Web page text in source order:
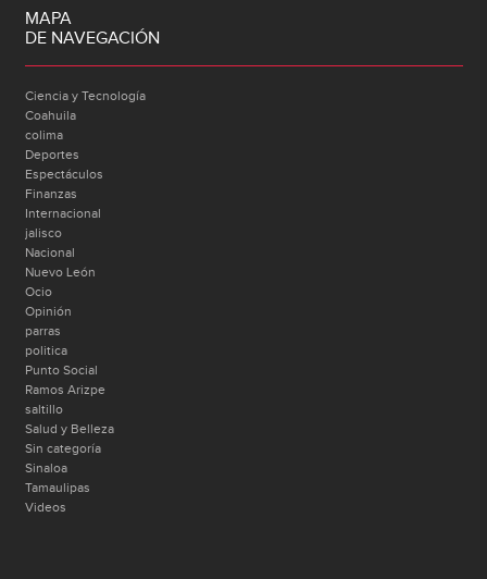
MAPA
DE NAVEGACIÓN
Ciencia y Tecnología
Coahuila
colima
Deportes
Espectáculos
Finanzas
Internacional
jalisco
Nacional
Nuevo León
Ocio
Opinión
parras
politica
Punto Social
Ramos Arizpe
saltillo
Salud y Belleza
Sin categoría
Sinaloa
Tamaulipas
Videos